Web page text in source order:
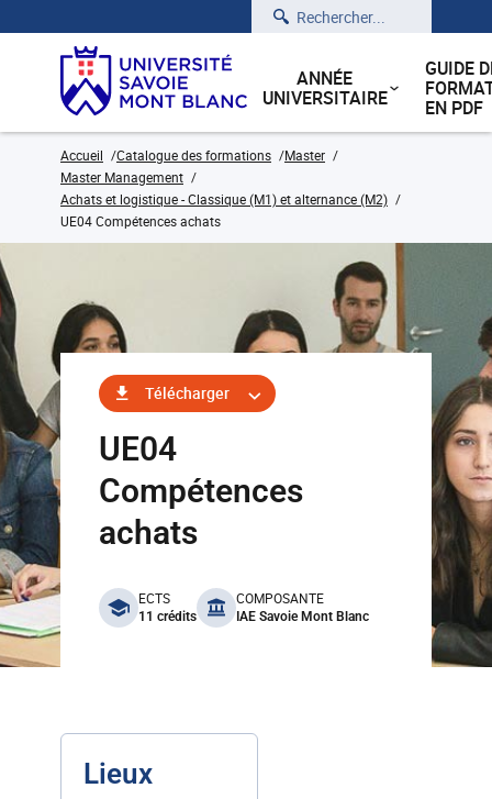
Rechercher
ANNÉE
UNIVERSITAIRE
GUIDE
EN PDF
Accueil Catalogue des formations
Master
Master Management
Achats et logistique - Classique (M1) et alternance (M2)
UE04 Compétences achats
Télécharger
UE04
Compétences
achats
benefits
ECTS
11 crédits
COMPOSANTE
IAE Savoie Mont Blanc
Lieux